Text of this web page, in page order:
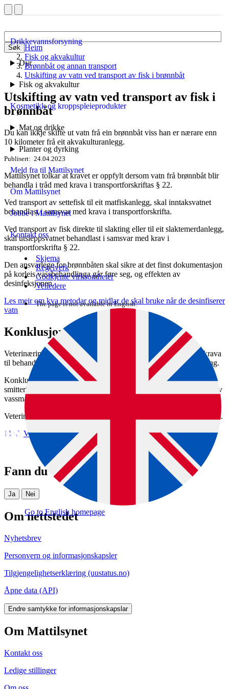
Søk
Drikkevannsforsyning
Dyr
Fisk og akvakultur
Kosmetikk og kroppspleieprodukter
Mat og drikke
Planter og dyrking
Meld fra til Mattilsynet
Om Mattilsynet
Jobbe i Mattilsynet
Kontakt oss
Skjema
Regelverk
Godkjente virksomheter
Veiledere
The page is not available in English.
Go to English homepage
Heim
Fisk og akvakultur
Brønnbåt og annan transport
Utskifting av vatn ved transport av fisk i brønnbåt
Utskifting av vatn ved transport av fisk i
brønnbåt
Du kan ikkje skifte ut vatn frå ein brønnbåt viss han er nærare enn
10 kilometer frå eit akvakulturanlegg.
Publisert 24.04.2023
Mattilsynet tolkar at kravet er oppfylt dersom vatn frå brønnbåt blir
behandla i tråd med krava i transportforskriftas § 22.
Ved transport av settefisk til eit matfiskanlegg, skal inntaksvatnet
behandlast i samsvar med krava i transportforskrifta.
Ved transport av fisk direkte til slakting eller til eit slaktemerdanlegg,
skal utsleppsvatnet behandlast i samsvar med krav i
transportforskrifta § 22.
Den ansvarlege for brønnbåten skal sikre at det finst dokumentasjon
på korleis vassbehandlinga går føre seg, og effekten av
desinfeksjonen.
Les meir om kva metodar og midlar de skal bruke når de desinfiserer
vatn
Konklusjon frå risikovurdering
Veterinærinstituttet gjorde i 2020 ei risikovurdering av korleis krava
til behandling av transportvatn påverkar risikoen for smittespreiing.
Konklusjonen er at transportvatn frå brønnbåtar kan utgjere ein
smitterisiko i dei tilfella der det ikkje er tilstrekkeleg desinfisering av
vassmassane.
Veterinærinstituttet tilrår derfor ei restriktiv linje på transport av laks.
Veterinærinstituttet si risikovurdering
Fann du det du leita etter?
Ja Nei
Om nettstedet
Nyhetsbrev
Personvern og informasjonskapsler
Tilgjengelighetserklæring (uustatus.no)
Åpne data (API)
Endre samtykke for informasjonskapslar
Om Mattilsynet
Kontakt oss
Ledige stillinger